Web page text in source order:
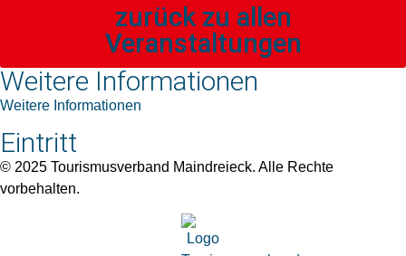
zurück zu allen
Veranstaltungen
Weitere Informationen
Weitere Informationen
Eintritt
© 2025 Tourismusverband Maindreieck. Alle Rechte
vorbehalten.